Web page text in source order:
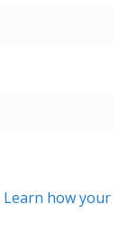
Learn how your